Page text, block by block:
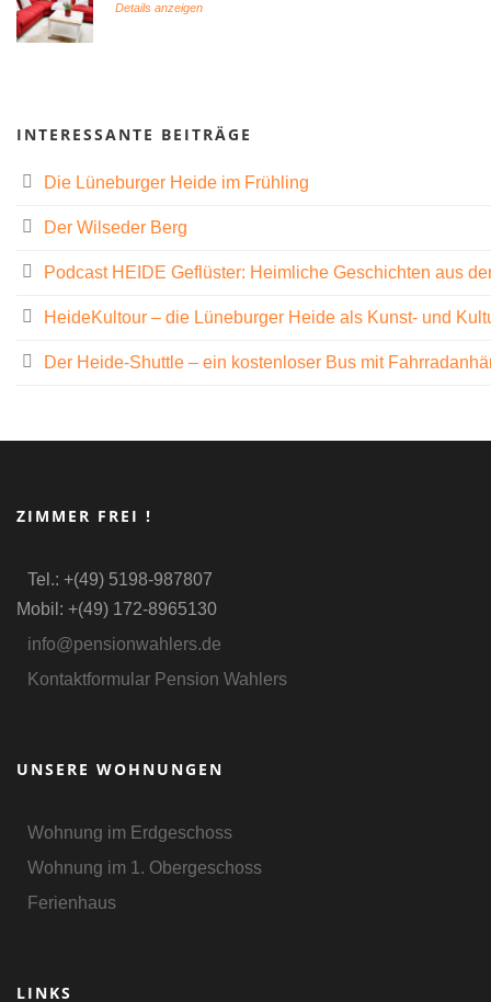
Details anzeigen
INTERESSANTE BEITRÄGE
Die Lüneburger Heide im Frühling
Der Wilseder Berg
Podcast HEIDE Geflüster: Heimliche Geschichten aus
HeideKultour – die Lüneburger Heide als Kunst- und
Der Heide-Shuttle – ein kostenloser Bus mit
ZIMMER FREI !
Tel.: +(49) 5198-987807
Mobil: +(49) 172-8965130
info@pensionwahlers.de
Kontaktformular Pension Wahlers
UNSERE WOHNUNGEN
Wohnung im Erdgeschoss
Wohnung im 1. Obergeschoss
Ferienhaus
LINKS